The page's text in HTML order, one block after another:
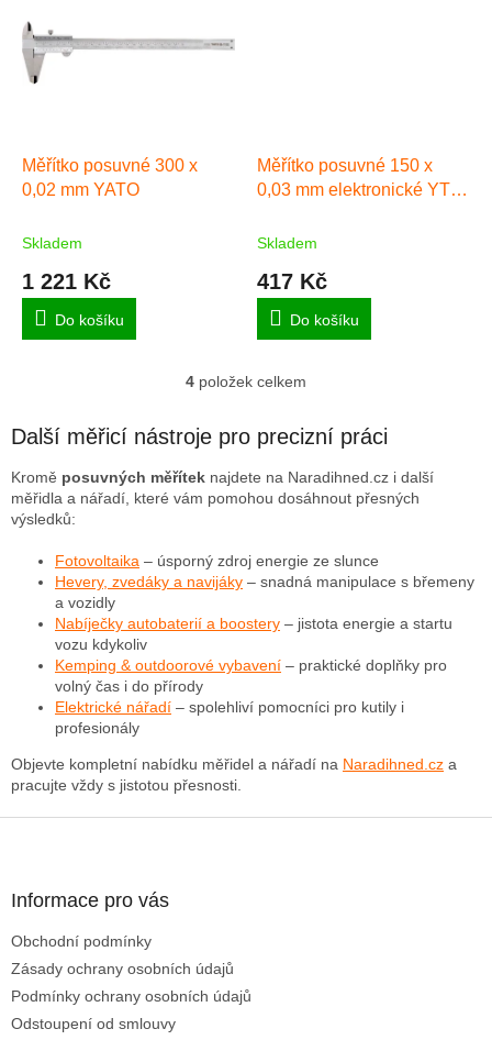
Měřítko posuvné 300 x
0,02 mm YATO
Skladem
1 221 Kč
Do košíku
Měřítko posuvné 150 x
0,03 mm elektronické YT-
Skladem
417 Kč
Do košíku
O
l
d
a
p
r
k
v
p
u
4 položek celkem
Další měřicí nástroje pro precizní práci
Kromě posuvných měřítek najdete na Naradihned.cz i další
měřidla a nářadí, které vám pomohou dosáhnout přesných
výsledků:
Fotovoltaika – úsporný zdroj energie ze slunce
Hevery, zvedáky a navijáky – snadná manipulace s břemeny
a vozidly
Nabíječky autobaterií a boostery – jistota energie a startu
vozu kdykoliv
Kemping & outdoorové vybavení – praktické doplňky pro
volný čas i do přírody
Elektrické nářadí – spolehliví pomocníci pro kutily i
profesionály
Objevte kompletní nabídku měřidel a nářadí na Naradihned.cz a
pracujte vždy s jistotou přesnosti.
Informace pro vás
Obchodní podmínky
Zásady ochrany osobních údajů
Podmínky ochrany osobních údajů
Odstoupení od smlouvy